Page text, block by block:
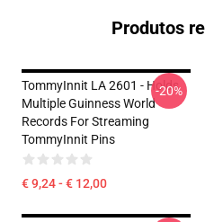
Produtos
TommyInnit LA 2601 - Holds
Multiple Guinness World
Records For Streaming
TommyInnit Pins
€ 9,24 - € 12,00
-20%